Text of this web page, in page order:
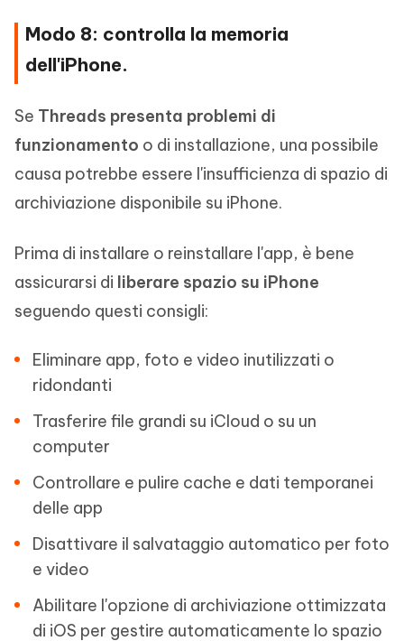
Modo 8: controlla la memoria
dell'iPhone.
Se Threads presenta problemi di
funzionamento o di installazione, una possibile
causa potrebbe essere l'insufficienza di spazio di
archiviazione disponibile su iPhone.
Prima di installare o reinstallare l'app, è bene
assicurarsi di liberare spazio su iPhone
seguendo questi consigli:
Eliminare app, foto e video inutilizzati o
ridondanti
Trasferire file grandi su iCloud o su un
computer
Controllare e pulire cache e dati temporanei
delle app
Disattivare il salvataggio automatico per foto
e video
Abilitare l'opzione di archiviazione ottimizzata
di iOS per gestire automaticamente lo spazio